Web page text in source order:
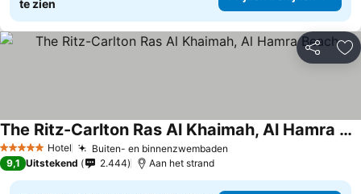
te zien
Delen
5 Sterren Hotel Buiten- en binnenzwembaden
The Ritz-Carlton Ras Al Khaimah, Al Hamra Beach
9,1 Uitstekend 2.444 Aan het strand